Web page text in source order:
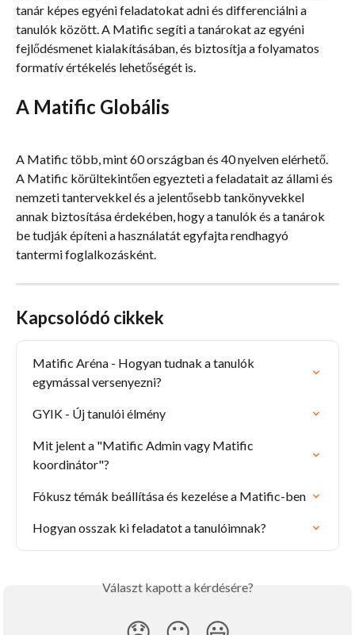
tanár képes egyéni feladatokat adni és differenciálni a
tanulók között. A Matific segíti a tanárokat az egyéni
fejlődésmenet kialakításában, és biztosítja a folyamatos
formatív értékelés lehetőségét is.
A Matific Globális
A Matific több, mint 60 országban és 40 nyelven elérhető.
A Matific körültekintően egyezteti a feladatait az állami és
nemzeti tantervekkel és a jelentősebb tankönyvekkel
annak biztosítása érdekében, hogy a tanulók és a tanárok
be tudják építeni a használatát egyfajta rendhagyó
tantermi foglalkozásként.
Kapcsolódó cikkek
Matific Aréna - Hogyan tudnak a tanulók
egymással versenyezni?
GYIK - Új tanulói élmény
Mit jelent a "Matific Admin vagy Matific
koordinátor"?
Fókusz témák beállítása és kezelése a Matific-ben
Hogyan osszak ki feladatot a tanulóimnak?
Választ kapott a kérdésére?